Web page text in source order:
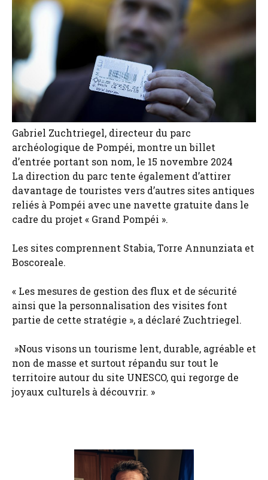
Gabriel Zuchtriegel, directeur du parc
archéologique de Pompéi, montre un billet
d’entrée portant son nom, le 15 novembre 2024
La direction du parc tente également d’attirer
davantage de touristes vers d’autres sites antiques
reliés à Pompéi avec une navette gratuite dans le
cadre du projet « Grand Pompéi ».
Les sites comprennent Stabia, Torre Annunziata et
Boscoreale.
« Les mesures de gestion des flux et de sécurité
ainsi que la personnalisation des visites font
partie de cette stratégie », a déclaré Zuchtriegel.
»Nous visons un tourisme lent, durable, agréable et
non de masse et surtout répandu sur tout le
territoire autour du site UNESCO, qui regorge de
joyaux culturels à découvrir. »